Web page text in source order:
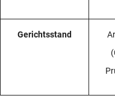
Gerichtsstand